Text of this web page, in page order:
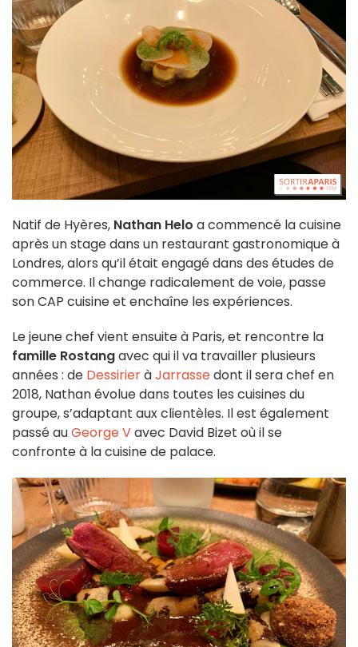
Natif de Hyères, Nathan Helo a commencé la cuisine
après un stage dans un restaurant gastronomique à
Londres, alors qu’il était engagé dans des études de
commerce. Il change radicalement de voie, passe
son CAP cuisine et enchaîne les expériences.
Le jeune chef vient ensuite à Paris, et rencontre la
famille Rostangavec qui il va travailler plusieurs
années : de DessirieràJarrassedont il sera chef en
2018, Nathan évolue dans toutes les cuisines du
groupe, s’adaptant aux clientèles. Il est également
passé auGeorge Vavec David Bizet où il se
confronte à la cuisine de palace.